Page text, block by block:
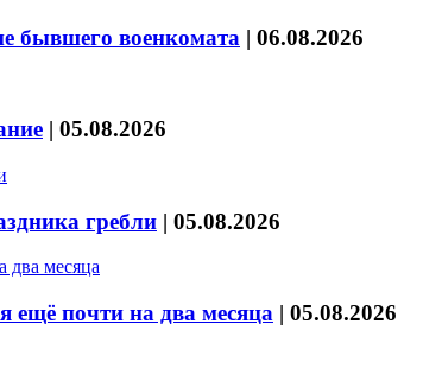
бывшего военкомата | 06.08.2026
| 05.08.2026
гребли | 05.08.2026
ещё почти на два месяца | 05.08.2026